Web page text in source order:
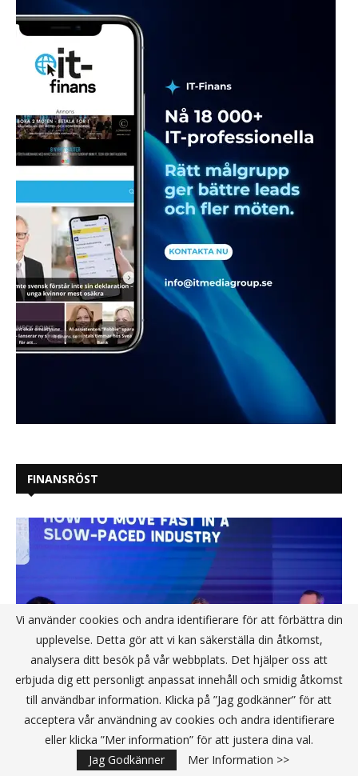
FINANSRÖST
Stockholm Fintech Week 2025 En
Vi använder cookies och andra identifierare för att förbättra din
upplevelse. Detta gör att vi kan säkerställa din åtkomst,
analysera ditt besök på vår webbplats. Det hjälper oss att
erbjuda dig ett personligt anpassat innehåll och smidig åtkomst
till användbar information. Klicka på ”Jag godkänner” för att
acceptera vår användning av cookies och andra identifierare
eller klicka ”Mer information” för att justera dina val.
Jag Godkänner
Mer Information >>